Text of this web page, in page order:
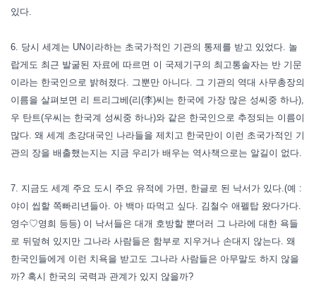
있다.
6. 당시 세계는 UN이라하는 초국가적인 기관의 통제를 받고 있었다. 놀
랍게도 최근 발굴된 자료에 따르면 이 국제기구의 최고통솔자는 반 기문
이라는 한국인으로 밝혀졌다. 그뿐만 아니다. 그 기관의 역대 사무총장의
이름을 살펴보면 리 트리그베(리(李)씨는 한국에 가장 많은 성씨중 하나),
우 탄트(우씨는 한국계 성씨중 하나)와 같은 한국인으로 추정되는 이름이
많다. 왜 세계 초강대국인 나라들을 제치고 한국만이 이런 초국가적인 기
관의 장을 배출했는지는 지금 우리가 배우는 역사책으로는 알길이 없다.
7. 지금도 세계 주요 도시 주요 유적에 가면, 한글로 된 낙서가 있다.(예 :
야이 씹할 쪽빠리년들아. 아 백마 따먹고 싶다. 김철수 애펠탑 왔다가다.
영수♡영희 등등) 이 낙서들은 대개 호방할 뿐더러 그 나라에 대한 욕들
로 뒤덮혀 있지만 그나라 사람들은 함부로 지우거나 손대지 않는다. 왜
한국인들에게 이런 치욕을 받고도 그나라 사람들은 아무말도 하지 않을
까? 혹시 한국의 국력과 관계가 있지 않을까?